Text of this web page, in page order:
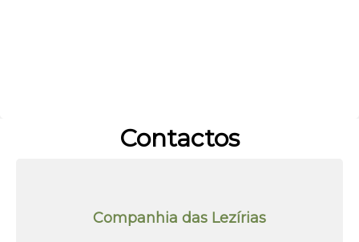
Contactos
Companhia das Lezírias